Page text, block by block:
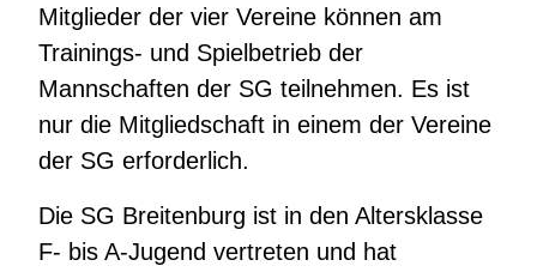
Mitglieder der vier Vereine können am
Trainings- und Spielbetrieb der
Mannschaften der SG teilnehmen. Es ist
nur die Mitgliedschaft in einem der Vereine
der SG erforderlich.
Die SG Breitenburg ist in den Altersklasse
F- bis A-Jugend vertreten und hat